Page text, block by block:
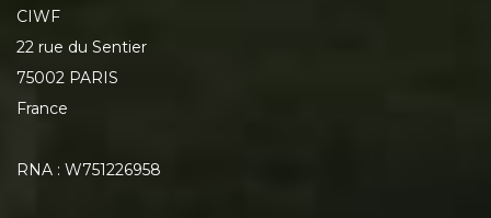
CIWF
22 rue du Sentier
75002 PARIS
France
RNA : W751226958